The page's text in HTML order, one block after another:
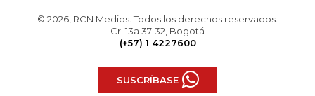
© 2026, RCN Medios. Todos los derechos reservados.
Cr. 13a 37-32, Bogotá
(+57) 1 4227600
SUSCRÍBASE